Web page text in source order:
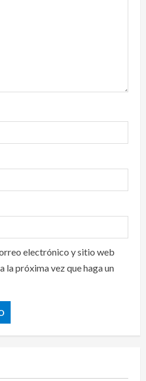
electrónico y sitio web
la próxima vez que haga un